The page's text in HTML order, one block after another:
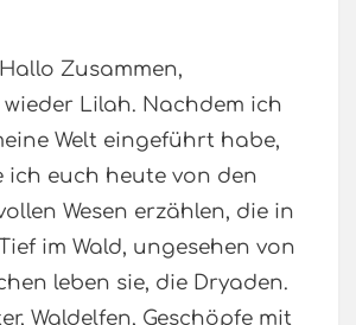
Hallo Zusammen,
Lilah. Nachdem ich
Welt eingeführt habe,
ich euch heute von den
Wesen erzählen, die in
im Wald, ungesehen von
leben sie, die Dryaden.
Waldelfen, Geschöpfe mit